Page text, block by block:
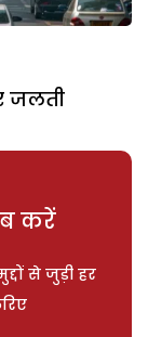
जलती
करें
से जुड़ी हर